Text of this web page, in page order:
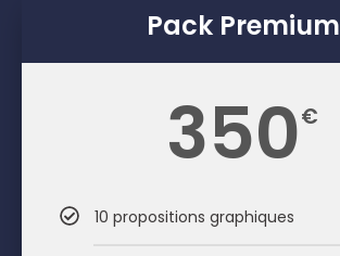
Pack Premium
350€
10 propositions graphiques